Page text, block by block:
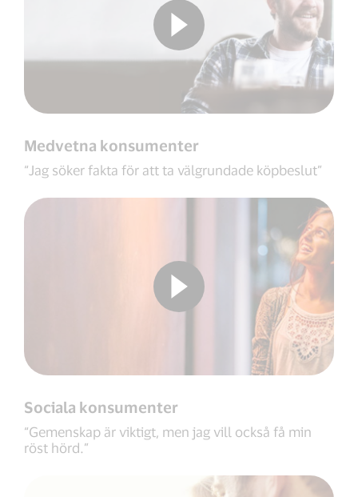
Medvetna konsumenter
“Jag söker fakta för att ta välgrundade köpbeslut”
Sociala konsumenter
“Gemenskap är viktigt, men jag vill också få min
röst hörd.”